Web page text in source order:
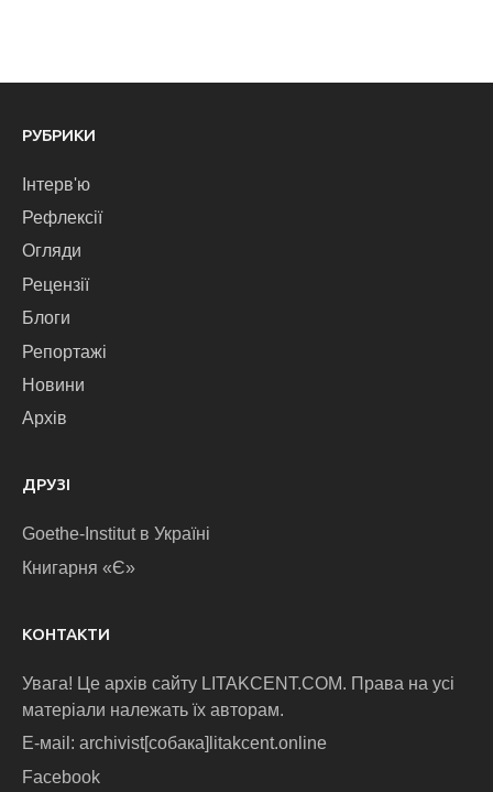
РУБРИКИ
Інтерв'ю
Рефлексії
Огляди
Рецензії
Блоги
Репортажі
Новини
Архів
ДРУЗІ
Goethe-Institut в Україні
Книгарня «Є»
КОНТАКТИ
Увага! Це архів сайту LITAKCENT.COM. Права на усі
матеріали належать їх авторам.
E-маіl: archivist[собака]litakcent.online
Facebook